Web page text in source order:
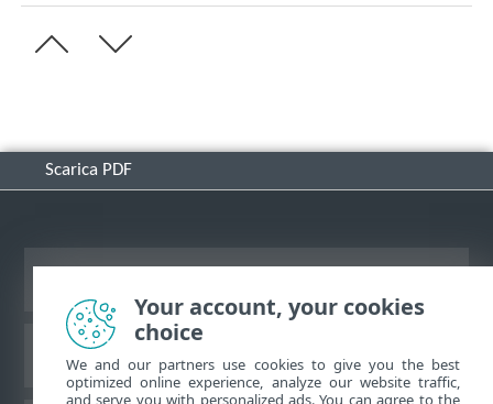
Scarica PDF
ESET Knowledge Base
Your account, your cookies
choice
We and our partners use cookies to give you the best
optimized online experience, analyze our website traffic,
and serve you with personalized ads. You can agree to the